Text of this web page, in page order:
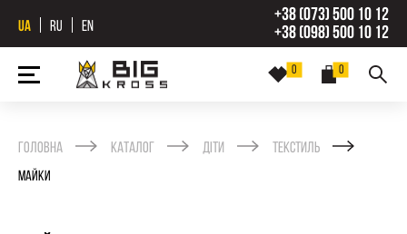
UA RU EN
+38 (073) 500 10 12
+38 (098) 500 10 12
0
0
Головна Каталог Діти Текстиль
Майки